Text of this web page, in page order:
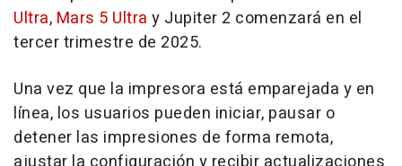
Ultra, Mars 5 Ultra y Jupiter 2 comenzará en el
tercer trimestre de 2025.
Una vez que la impresora está emparejada y en
línea, los usuarios pueden iniciar, pausar o
detener las impresiones de forma remota,